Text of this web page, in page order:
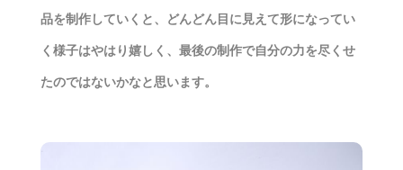
品を制作していくと、どんどん目に見えて形になってい
く様子はやはり嬉しく、最後の制作で自分の力を尽くせ
たのではないかなと思います。